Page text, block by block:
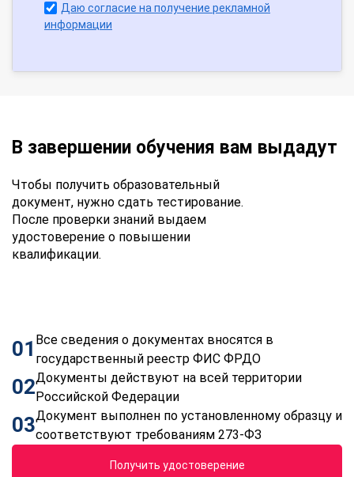
Даю согласие на получение рекламной
информации
В завершении обучения вам выдадут
Чтобы получить образовательный
документ, нужно сдать тестирование.
После проверки знаний выдаем
удостоверение о повышении
квалификации.
01 Все сведения о документах вносятся в
государственный реестр ФИС ФРДО
02Документы действуют на всей территории
Российской Федерации
03Документ выполнен по установленному образцу и
соответствуют требованиям 273-ФЗ
Получить удостоверение